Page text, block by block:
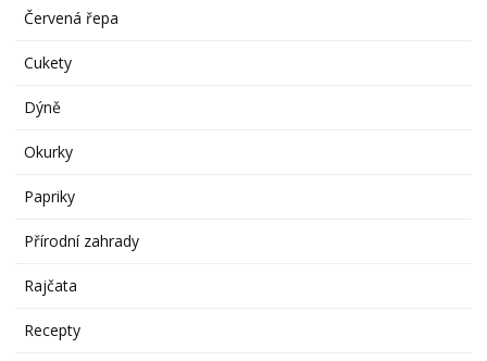
Červená řepa
Cukety
Dýně
Okurky
Papriky
Přírodní zahrady
Rajčata
Recepty